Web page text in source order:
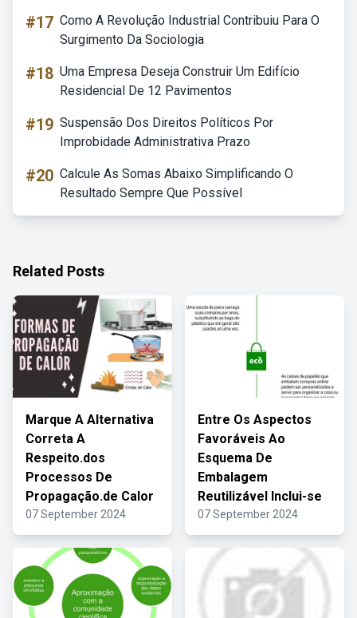
#17 Como A Revolução Industrial Contribuiu Para O
Surgimento Da Sociologia
#18 Uma Empresa Deseja Construir Um Edifício
Residencial De 12 Pavimentos
#19 Suspensão Dos Direitos Políticos Por
Improbidade Administrativa Prazo
#20 Calcule As Somas Abaixo Simplificando O
Resultado Sempre Que Possível
Related Posts
Marque A Alternativa
Correta A
Respeito.dos
Processos De
Propagação.de Calor
07 September 2024
Entre Os Aspectos
Favoráveis Ao
Esquema De
Embalagem
Reutilizável Inclui-se
07 September 2024